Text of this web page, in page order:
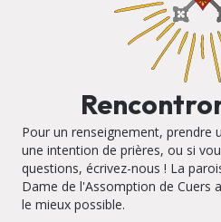
Pour un renseignement, prendre
une intention de prières, ou si
questions, écrivez-nous ! La
Dame de l'Assomption de Cuers
le mieux possible.